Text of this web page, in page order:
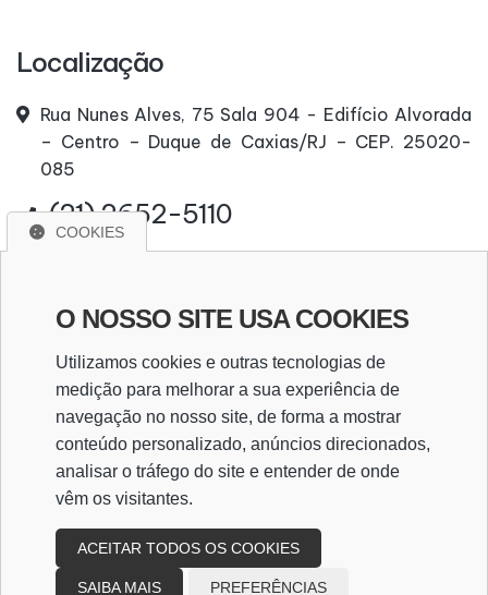
Localização
Rua Nunes Alves, 75 Sala 904 - Edifício Alvorada
– Centro – Duque de Caxias/RJ – CEP. 25020-
085
(21) 2652-5110
(21) 96669-5300
contato@cemcontabilidade.com.br
CRC/UF 00000-0
WhatsApp
WHATSAPP
COOKIES
O NOSSO SITE USA COOKIES
Utilizamos cookies e outras tecnologias de
medição para melhorar a sua experiência de
navegação no nosso site, de forma a mostrar
conteúdo personalizado, anúncios direcionados,
analisar o tráfego do site e entender de onde
vêm os visitantes.
ACEITAR TODOS OS COOKIES
SAIBA MAIS PREFERÊNCIAS